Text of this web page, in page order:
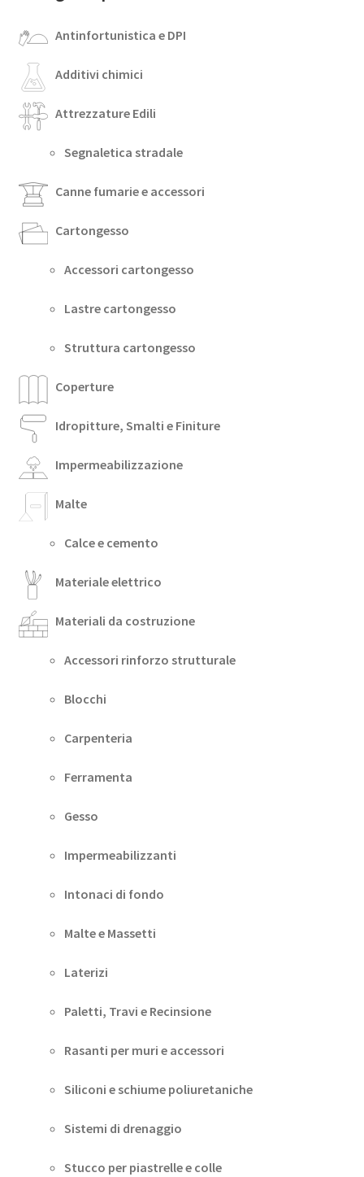
Antinfortunistica e DPI
Additivi chimici
Attrezzature Edili
Segnaletica stradale
Canne fumarie e accessori
Cartongesso
Accessori cartongesso
Lastre cartongesso
Struttura cartongesso
Coperture
Idropitture, Smalti e Finiture
Impermeabilizzazione
Malte
Calce e cemento
Materiale elettrico
Materiali da costruzione
Accessori rinforzo strutturale
Blocchi
Carpenteria
Ferramenta
Gesso
Impermeabilizzanti
Intonaci di fondo
Malte e Massetti
Laterizi
Paletti, Travi e Recinsione
Rasanti per muri e accessori
Siliconi e schiume poliuretaniche
Sistemi di drenaggio
Stucco per piastrelle e colle